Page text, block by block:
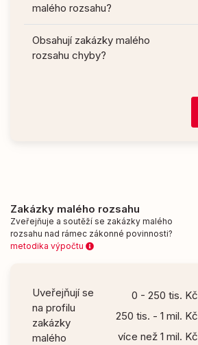
malého rozsahu?
Obsahují zakázky malého
rozsahu chyby?
Zakázky malého rozsahu
Zveřejňuje a soutěží se zakázky malého
rozsahu nad rámec zákonné povinnosti?
metodika výpočtu
Uveřejňují se
na profilu
zakázky
malého
0 - 250 tis. Kč
250 tis. - 1 mil. Kč
více než 1 mil. Kč